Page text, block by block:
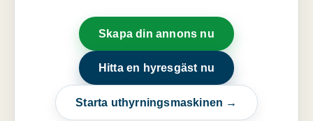
Skapa din annons nu
Hitta en hyresgäst nu
Starta uthyrningsmaskinen →